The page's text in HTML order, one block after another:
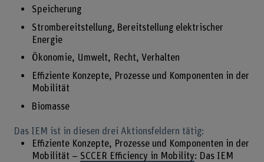
Speicherung
Strombereitstellung, Bereitstellung elektrischer
Energie
Ökonomie, Umwelt, Recht, Verhalten
Effiziente Konzepte, Prozesse und Komponenten in der
Mobilität
Biomasse
Das IEM ist in diesen drei Aktionsfeldern tätig:
Effiziente Konzepte, Prozesse und Komponenten in der
Mobilität – SCCER Efficiency in Mobility: Das IEM